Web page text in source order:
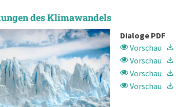
des Klimawandels
Dialoge PDF
Vorschau
Vorschau
Vorschau
Vorschau